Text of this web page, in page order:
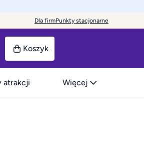
Dla firmPunkty stacjonarne
Koszyk
atrakcji Więcej